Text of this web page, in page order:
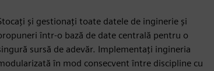
și gestionați toate datele de inginerie și
într-o bază de date centrală pentru o
sursă de adevăr. Implementați ingineria
în mod consecvent între discipline cu